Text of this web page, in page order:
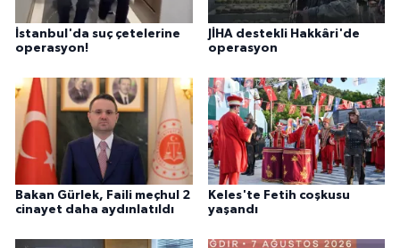
İstanbul'da suç çetelerine
operasyon!
JİHA destekli Hakkâri'de
operasyon
Bakan Gürlek, Faili meçhul 2
cinayet daha aydınlatıldı
Keles'te Fetih coşkusu
yaşandı